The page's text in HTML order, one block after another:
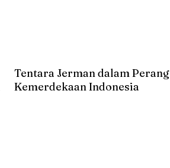
Tentara Jerman dalam Perang
Kemerdekaan Indonesia